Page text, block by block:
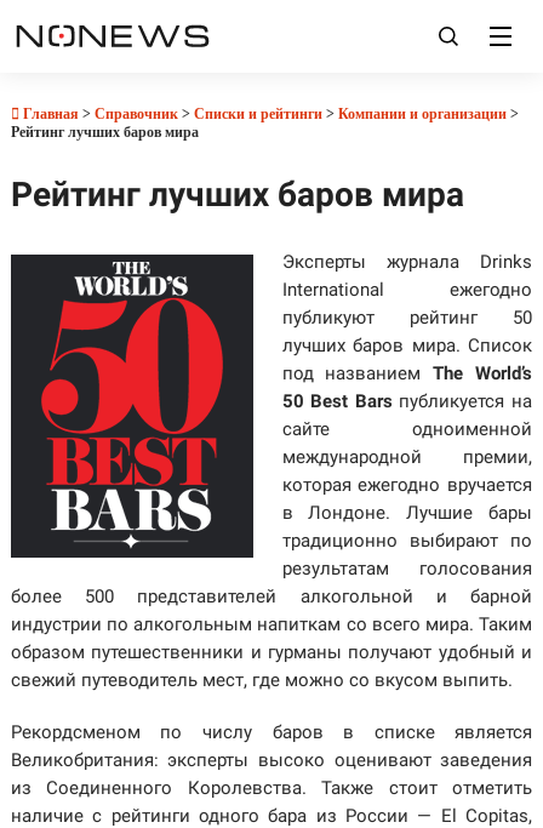
Главная > Справочник> Списки и рейтинги> Компании и организации>
Рейтинг лучших баров мира
Рейтинг лучших баров мира
Эксперты журнала Drinks
International ежегодно
публикуют рейтинг 50
лучших баров мира. Список
под названиемThe World’s
50 Best Bars публикуется на
сайте одноименной
международной премии,
которая ежегодно вручается
в Лондоне. Лучшие бары
традиционно выбирают по
результатам голосования
более 500 представителей алкогольной и барной
индустрии по алкогольным напиткам со всего мира. Таким
образом путешественники и гурманы получают удобный и
свежий путеводитель мест, где можно со вкусом выпить.
Рекордсменом по числу баров в списке является
Великобритания: эксперты высоко оценивают заведения
из Соединенного Королевства. Также стоит отметить
наличие с рейтинги одного бара из России — El Copitas,